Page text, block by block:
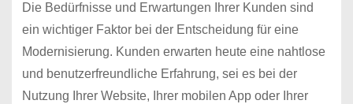
Die Bedürfnisse und Erwartungen Ihrer Kunden sind
ein wichtiger Faktor bei der Entscheidung für eine
Modernisierung. Kunden erwarten heute eine nahtlose
und benutzerfreundliche Erfahrung, sei es bei der
Nutzung Ihrer Website, Ihrer mobilen App oder Ihrer